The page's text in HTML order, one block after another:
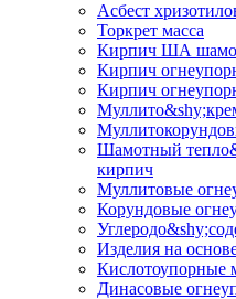
Асбест
Торкрет масса
Кирпич ША
Кирпич
Кирпич
Шамотный
кирпич
Муллитовые
Корундовые
Изделия на
Кислотоупорные
Динасовые